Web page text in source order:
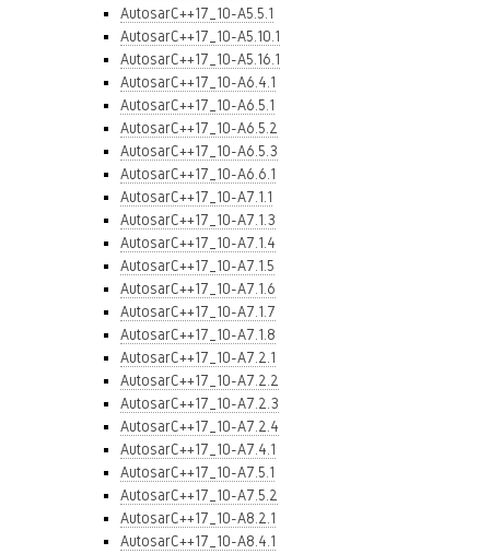
AutosarC++17_10-A5.5.1
AutosarC++17_10-A5.10.1
AutosarC++17_10-A5.16.1
AutosarC++17_10-A6.4.1
AutosarC++17_10-A6.5.1
AutosarC++17_10-A6.5.2
AutosarC++17_10-A6.5.3
AutosarC++17_10-A6.6.1
AutosarC++17_10-A7.1.1
AutosarC++17_10-A7.1.3
AutosarC++17_10-A7.1.4
AutosarC++17_10-A7.1.5
AutosarC++17_10-A7.1.6
AutosarC++17_10-A7.1.7
AutosarC++17_10-A7.1.8
AutosarC++17_10-A7.2.1
AutosarC++17_10-A7.2.2
AutosarC++17_10-A7.2.3
AutosarC++17_10-A7.2.4
AutosarC++17_10-A7.4.1
AutosarC++17_10-A7.5.1
AutosarC++17_10-A7.5.2
AutosarC++17_10-A8.2.1
AutosarC++17_10-A8.4.1